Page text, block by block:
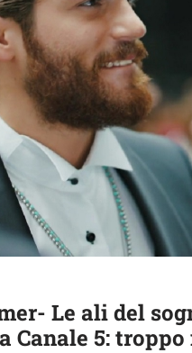
Le ali del
Canale 5: